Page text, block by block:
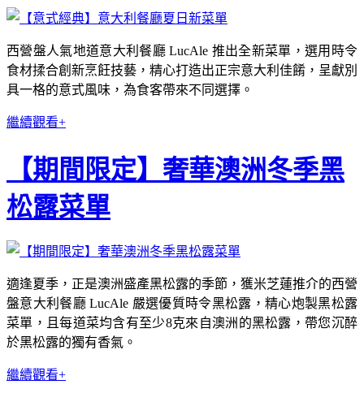
西營盤人氣地道意大利餐廳 LucAle 推出全新菜單，選用時令
食材揉合創新烹飪技藝，精心打造出正宗意大利佳餚，呈獻別
具一格的意式風味，為食客帶來不同選擇。
繼續觀看+
【期間限定】奢華澳洲冬季黑
松露菜單
適逢夏季，正是澳洲盛產黑松露的季節，獲米芝蓮推介的西營
盤意大利餐廳 LucAle 嚴選優質時令黑松露，精心炮製黑松露
菜單，且每道菜均含有至少8克來自澳洲的黑松露，帶您沉醉
於黑松露的獨有香氣。
繼續觀看+